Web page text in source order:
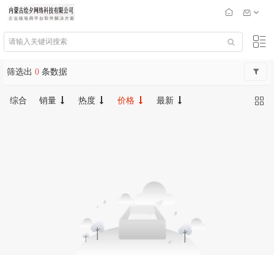
筛选出 0 条数据
综合 销量 热度 价格 最新